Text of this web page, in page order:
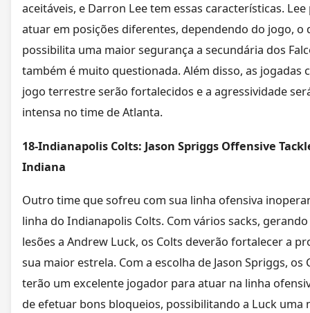
aceitáveis, e Darron Lee tem essas características. Lee
atuar em posições diferentes, dependendo do jogo, o
possibilita uma maior segurança a secundária dos
também é muito questionada. Além disso, as jogadas
jogo terrestre serão fortalecidos e a agressividade
intensa no time de Atlanta.
18-Indianapolis Colts: Jason Spriggs Offensive
Indiana
Outro time que sofreu com sua linha ofensiva
linha do Indianapolis Colts. Com vários sacks,
lesões a Andrew Luck, os Colts deverão fortalecer a
sua maior estrela. Com a escolha de Jason Spriggs, os
terão um excelente jogador para atuar na linha
de efetuar bons bloqueios, possibilitando a Luck uma